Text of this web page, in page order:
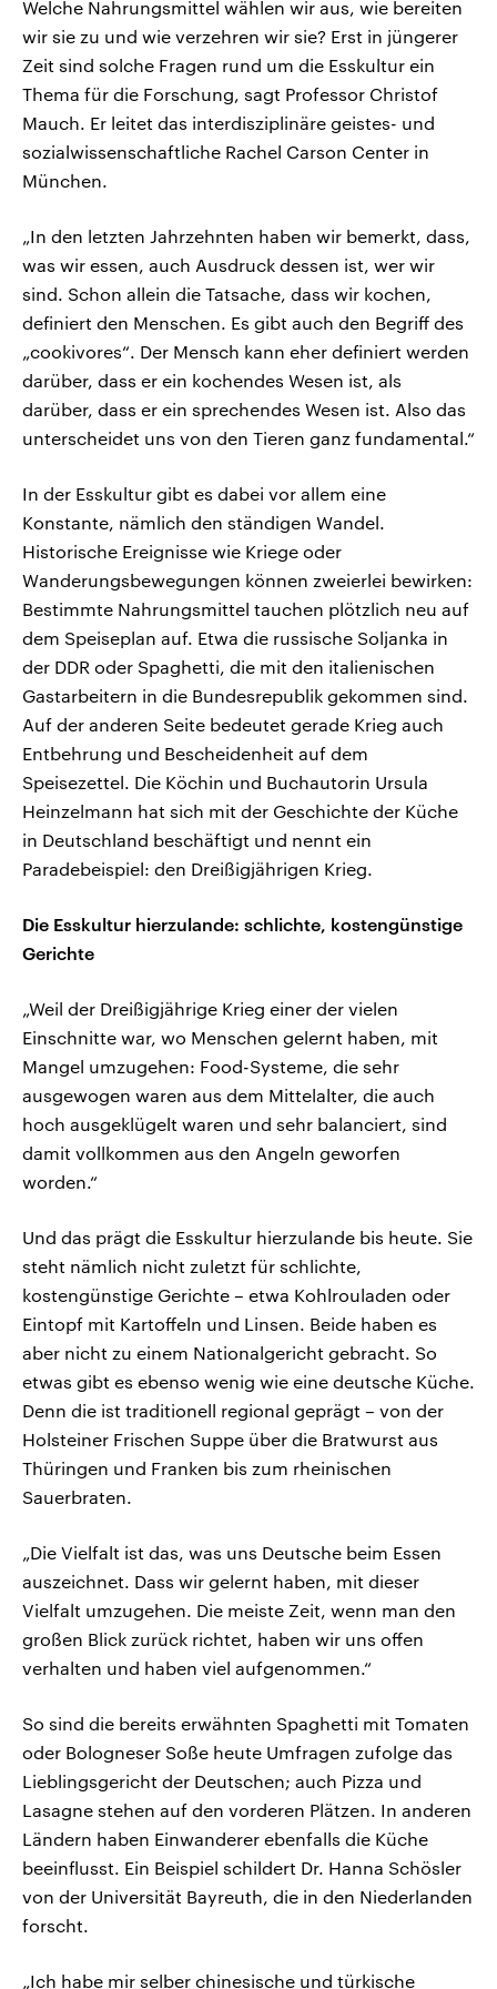
Welche Nahrungsmittel wählen wir aus, wie bereiten
wir sie zu und wie verzehren wir sie? Erst in jüngerer
Zeit sind solche Fragen rund um die Esskultur ein
Thema für die Forschung, sagt Professor Christof
Mauch. Er leitet das interdisziplinäre geistes- und
sozialwissenschaftliche Rachel Carson Center in
München.
„In den letzten Jahrzehnten haben wir bemerkt, dass,
was wir essen, auch Ausdruck dessen ist, wer wir
sind. Schon allein die Tatsache, dass wir kochen,
definiert den Menschen. Es gibt auch den Begriff des
„cookivores“. Der Mensch kann eher definiert werden
darüber, dass er ein kochendes Wesen ist, als
darüber, dass er ein sprechendes Wesen ist. Also das
unterscheidet uns von den Tieren ganz fundamental.“
In der Esskultur gibt es dabei vor allem eine
Konstante, nämlich den ständigen Wandel.
Historische Ereignisse wie Kriege oder
Wanderungsbewegungen können zweierlei bewirken:
Bestimmte Nahrungsmittel tauchen plötzlich neu auf
dem Speiseplan auf. Etwa die russische Soljanka in
der DDR oder Spaghetti, die mit den italienischen
Gastarbeitern in die Bundesrepublik gekommen sind.
Auf der anderen Seite bedeutet gerade Krieg auch
Entbehrung und Bescheidenheit auf dem
Speisezettel. Die Köchin und Buchautorin Ursula
Heinzelmann hat sich mit der Geschichte der Küche
in Deutschland beschäftigt und nennt ein
Paradebeispiel: den Dreißigjährigen Krieg.
Die Esskultur hierzulande: schlichte, kostengünstige
Gerichte
„Weil der Dreißigjährige Krieg einer der vielen
Einschnitte war, wo Menschen gelernt haben, mit
Mangel umzugehen: Food-Systeme, die sehr
ausgewogen waren aus dem Mittelalter, die auch
hoch ausgeklügelt waren und sehr balanciert, sind
damit vollkommen aus den Angeln geworfen
worden.“
Und das prägt die Esskultur hierzulande bis heute. Sie
steht nämlich nicht zuletzt für schlichte,
kostengünstige Gerichte – etwa Kohlrouladen oder
Eintopf mit Kartoffeln und Linsen. Beide haben es
aber nicht zu einem Nationalgericht gebracht. So
etwas gibt es ebenso wenig wie eine deutsche Küche.
Denn die ist traditionell regional geprägt – von der
Holsteiner Frischen Suppe über die Bratwurst aus
Thüringen und Franken bis zum rheinischen
Sauerbraten.
„Die Vielfalt ist das, was uns Deutsche beim Essen
auszeichnet. Dass wir gelernt haben, mit dieser
Vielfalt umzugehen. Die meiste Zeit, wenn man den
großen Blick zurück richtet, haben wir uns offen
verhalten und haben viel aufgenommen.“
So sind die bereits erwähnten Spaghetti mit Tomaten
oder Bologneser Soße heute Umfragen zufolge das
Lieblingsgericht der Deutschen; auch Pizza und
Lasagne stehen auf den vorderen Plätzen. In anderen
Ländern haben Einwanderer ebenfalls die Küche
beeinflusst. Ein Beispiel schildert Dr. Hanna Schösler
von der Universität Bayreuth, die in den Niederlanden
forscht.
„Ich habe mir selber chinesische und türkische